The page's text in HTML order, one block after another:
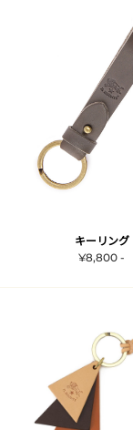
キーリング
¥8,800 -